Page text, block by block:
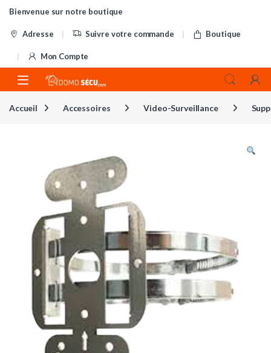
Skip to navigation
Skip to content
Bienvenue sur notre boutique
Adresse Suivre votre commande Boutique
Mon Compte
Accueil Accessoires Video-Surveillance